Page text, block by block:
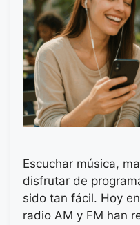
Escuchar música,
disfrutar de
sido tan fácil. Hoy
radio AM y FM han